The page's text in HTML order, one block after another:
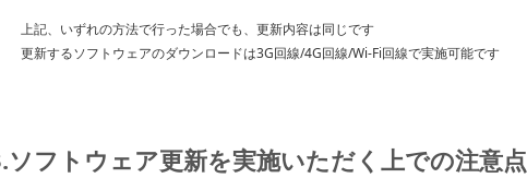
上記、いずれの方法で行った場合でも、更新内容は同じです
更新するソフトウェアのダウンロードは3G回線/4G回線/Wi-Fi回線で実施可能です
ソフトウェア更新を実施いただく上での注意点